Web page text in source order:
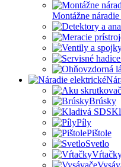
Montážne
Brúsky
Píly
Pištole
Svetlo